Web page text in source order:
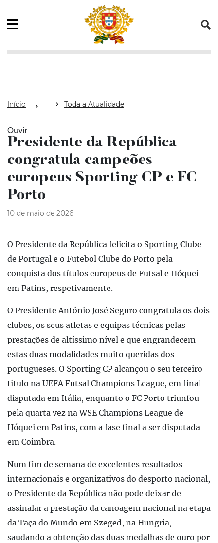
Saltar para o conteúdo (tecla de atalho c)
Abrir menu principal
Início Toda a Atualidade
Ouvir
Presidente da República
congratula campeões
europeus Sporting CP e FC
Porto
10 de maio de 2026
O Presidente da República felicita o Sporting Clube
de Portugal e o Futebol Clube do Porto pela
conquista dos títulos europeus de Futsal e Hóquei
em Patins, respetivamente.
O Presidente António José Seguro congratula os dois
clubes, os seus atletas e equipas técnicas pelas
prestações de altíssimo nível e que engrandecem
estas duas modalidades muito queridas dos
portugueses. O Sporting CP alcançou o seu terceiro
título na UEFA Futsal Champions League, em final
disputada em Itália, enquanto o FC Porto triunfou
pela quarta vez na WSE Champions League de
Hóquei em Patins, com a fase final a ser disputada
em Coimbra.
Num fim de semana de excelentes resultados
internacionais e organizativos do desporto nacional,
o Presidente da República não pode deixar de
assinalar a prestação da canoagem nacional na etapa
da Taça do Mundo em Szeged, na Hungria,
saudando a obtenção das duas medalhas de ouro por